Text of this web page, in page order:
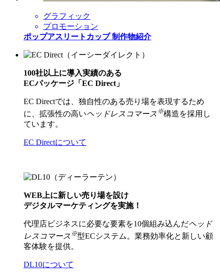
グラフィック
プロモーション
ポップアスリートカップ 制作物紹介
100社以上に導入実績のある
ECパッケージ「EC Direct」
EC Directでは、独自性のある売り場を表現するため
に、拡張性の高いヘッドレスコマース ※構造を採用し
ています。
EC Directについて
WEB上に新しい売り場を設け
デジタルマーケティングを実施！
代理店ビジネスに必要な要素を10個組み込んだヘッド
レスコマース ※型ECシステム。業務効率化と新しい顧
客体験を提供。
DL10について